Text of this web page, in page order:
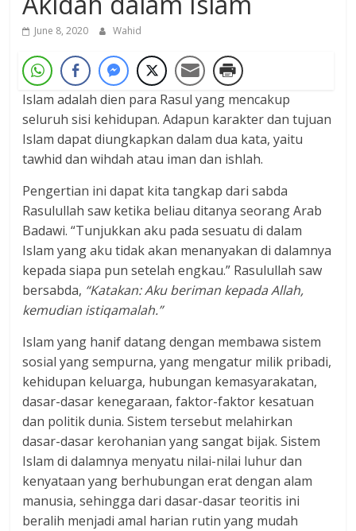
June 8, 2020 Wahid
Islam adalah dien para Rasul yang mencakup
seluruh sisi kehidupan. Adapun karakter dan tujuan
Islam dapat diungkapkan dalam dua kata, yaitu
tawhid dan wihdah atau iman dan ishlah.
Pengertian ini dapat kita tangkap dari sabda
Rasulullah saw ketika beliau ditanya seorang Arab
Badawi. “Tunjukkan aku pada sesuatu di dalam
Islam yang aku tidak akan menanyakan di dalamnya
kepada siapa pun setelah engkau.” Rasulullah saw
bersabda, “Katakan: Aku beriman kepada Allah,
kemudian istiqamalah.”
Islam yang hanif datang dengan membawa sistem
sosial yang sempurna, yang mengatur milik pribadi,
kehidupan keluarga, hubungan kemasyarakatan,
dasar-dasar kenegaraan, faktor-faktor kesatuan
dan politik dunia. Sistem tersebut melahirkan
dasar-dasar kerohanian yang sangat bijak. Sistem
Islam di dalamnya menyatu nilai-nilai luhur dan
kenyataan yang berhubungan erat dengan alam
manusia, sehingga dari dasar-dasar teoritis ini
beralih menjadi amal harian rutin yang mudah